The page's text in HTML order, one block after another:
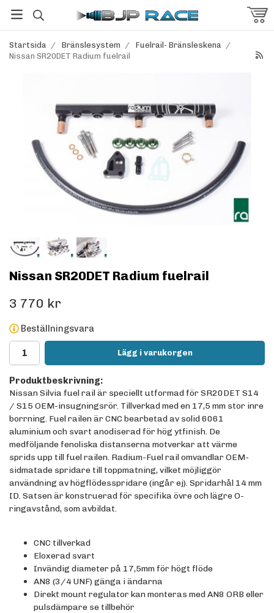
Startsida / Bränslesystem / Fuelrail- Bränsleskena /
Nissan SR20DET Radium fuelrail
Nissan SR20DET Radium fuelrail
3 770 kr
Beställningsvara
Lägg i varukorgen
Produktbeskrivning:
Nissan Silvia fuel rail är speciellt utformad för SR20DET S14
/ S15 OEM-insugningsrör. Tillverkad med en 17,5 mm stor inre
borrning. Fuel railen är CNC bearbetad av solid 6061
aluminium och svart anodiserad för hög ytfinish. De
medföljande fenoliska distanserna motverkar att värme
sprids upp till fuel railen. Radium-Fuel rail omvandlar OEM-
sidmatade spridare till toppmatning, vilket möjliggör
användning av högflödesspridare (ingår ej). Spridarhål 14 mm
ID. Satsen är konstruerad för specifika övre och lägre O-
ringavstånd, som avbildat.
CNC tillverkad
Eloxerad svart
Invändig diameter på 17,5mm för högt flöde
AN8 (3/4 UNF) gänga i ändarna
Direkt mount regulator kan monteras med AN8 ORB eller
pulsdämpare se tillbehör